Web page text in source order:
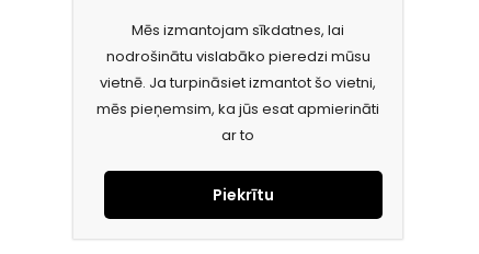
Mēs izmantojam sīkdatnes, lai
nodrošinātu vislabāko pieredzi mūsu
vietnē. Ja turpināsiet izmantot šo vietni,
mēs pieņemsim, ka jūs esat apmierināti
ar to
Piekrītu